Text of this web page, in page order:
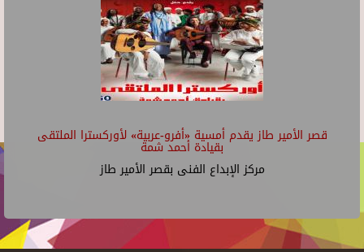
قصر الأمير طاز يقدم أمسية «أفرو-عربية» لأوركسترا الملتقى
بقيادة أحمد شمة
مركز الإبداع الفنى بقصر الأمير طاز